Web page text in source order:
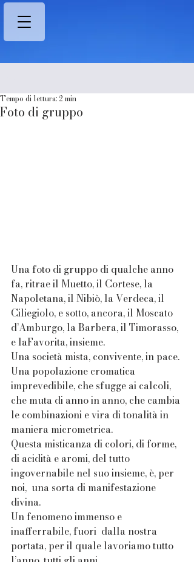
Foto di gruppo
Tempo di lettura: 2 min
Una foto di gruppo di qualche anno
fa, ritrae il Muetto, il Cortese, la
Napoletana, il Nibiò, la Verdeca, il
Ciliegiolo, e sotto, ancora, il Moscato
d’Amburgo, la Barbera, il Timorasso,
e laFavorita, insieme.
Una società mista, convivente, in pace.
Una popolazione cromatica
imprevedibile, che sfugge ai calcoli,
che muta di anno in anno, che cambia
le combinazioni e vira di tonalità in
maniera micrometrica.
Questa misticanza di colori, di forme,
di acidità e aromi, del tutto
ingovernabile nel suo insieme, è, per
noi,  una sorta di manifestazione
divina.
Un fenomeno immenso e
inafferrabile, fuori  dalla nostra
portata, per il quale lavoriamo tutto